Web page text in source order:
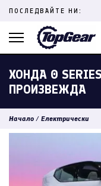
Skip
content
ПОСЛЕДВАЙТЕ НИ:
ХОНДА 0
ПРОИЗВЕЖДА
Начало / Електрически